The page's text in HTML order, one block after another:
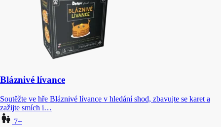
Bláznivé lívance
Soutěžte ve hře Bláznivé lívance v hledání shod, zbavujte se karet a
zažijte smích i…
7+